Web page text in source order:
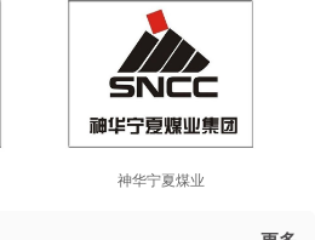
神华宁夏煤业